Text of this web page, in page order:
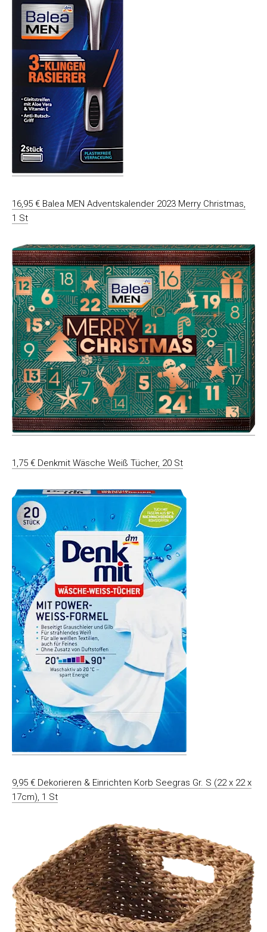
16,95 € Balea MEN Adventskalender 2023 Merry Christmas,
1 St
1,75 € Denkmit Wäsche Weiß Tücher, 20 St
9,95 € Dekorieren & Einrichten Korb Seegras Gr. S (22 x 22 x
17cm), 1 St